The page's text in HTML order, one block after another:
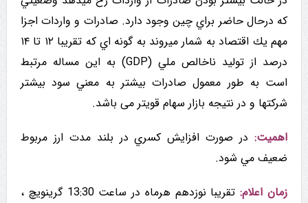
که درحال حاضر براي چین وجود دارد. صادرات و واردات اجزا
مهم يك اقتصاد به شمار میروند به گونه اي که تقریبا ۱۲ تا ۱۴
درصد از تولید ناخالص ملي (GDP) به این مساله مرتبط
است به طور معمول صادرات بیشتر به معني سود بیشتر
شرکتها و در نتیجه بازار سهام قویتر می باشد.
اهمیت:در صورت افزایش کسري در بلند مدت ارز مربوط
ضعيف مي شود.
زمان اعلام:
تقریبا نوزدهم هرماه در ساعت 13:30 گرینویچ ،